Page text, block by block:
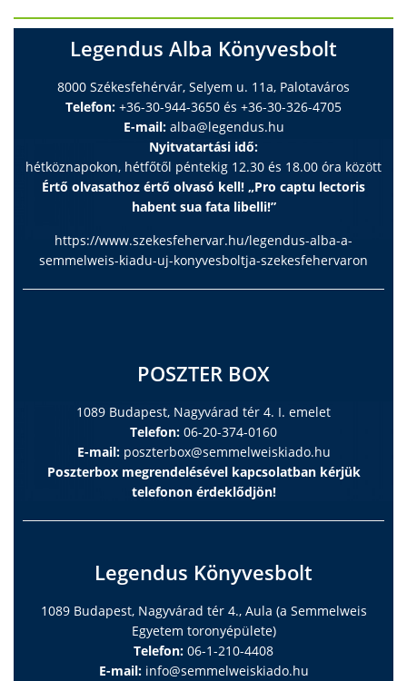
Legendus Alba Könyvesbolt
8000 Székesfehérvár, Selyem u. 11a, Palotaváros
Telefon: +36-30-944-3650 és +36-30-326-4705
E-mail: alba@legendus.hu
Nyitvatartási idő:
hétköznapokon, hétfőtől péntekig 12.30 és 18.00 óra között
Értő olvasathoz értő olvasó kell! „Pro captu lectoris
habent sua fata libelli!”
https://www.szekesfehervar.hu/legendus-alba-a-
semmelweis-kiadu-uj-konyvesboltja-szekesfehervaron
POSZTER BOX
1089 Budapest, Nagyvárad tér 4. I. emelet
Telefon: 06-20-374-0160
E-mail: poszterbox@semmelweiskiado.hu
Poszterbox megrendelésével kapcsolatban kérjük
telefonon érdeklődjön!
Legendus Könyvesbolt
1089 Budapest, Nagyvárad tér 4., Aula (a Semmelweis
Egyetem toronyépülete)
Telefon: 06-1-210-4408
E-mail: info@semmelweiskiado.hu